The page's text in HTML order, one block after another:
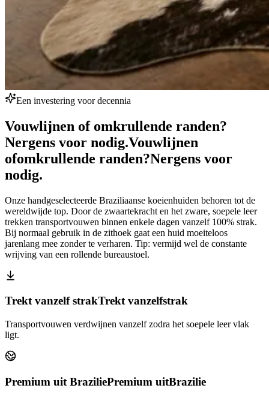
Een investering voor decennia
Vouwlijnen of omkrullende randen?
Nergens voor nodig.Vouwlijnen
ofomkrullende randen?Nergens voor
nodig.
Onze handgeselecteerde Braziliaanse koeienhuiden behoren tot de
wereldwijde top. Door de zwaartekracht en het zware, soepele leer
trekken transportvouwen binnen enkele dagen vanzelf 100% strak.
Bij normaal gebruik in de zithoek gaat een huid moeiteloos
jarenlang mee zonder te verharen. Tip: vermijd wel de constante
wrijving van een rollende bureaustoel.
Trekt vanzelf strakTrekt vanzelfstrak
Transportvouwen verdwijnen vanzelf zodra het soepele leer vlak
ligt.
Premium uit BraziliePremium uitBrazilie